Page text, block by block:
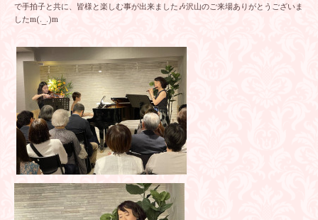
で手拍子と共に、皆様と楽しむ事が出来ました🎶沢山のご来場ありがとうございま
したm(._.)m